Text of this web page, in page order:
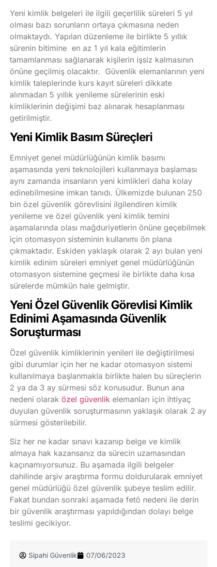
Yeni kimlik belgeleri ile ilgili geçerlilik süreleri 5 yıl
olması bazı sorunların ortaya çıkmasına neden
olmaktaydı. Yapılan düzenleme ile birlikte 5 yıllık
sürenin bitimine en az 1 yıl kala eğitimlerin
tamamlanması sağlanarak kişilerin işsiz kalmasının
önüne geçilmiş olacaktır. Güvenlik elemanlarının yeni
kimlik taleplerinde kurs kayıt süreleri dikkate
alınmadan 5 yıllık yenileme sürelerinin eski
kimliklerinin değişimi baz alınarak hesaplanması
getirilmiştir.
Yeni Kimlik Basım Süreçleri
Emniyet genel müdürlüğünün kimlik basımı
aşamasında yeni teknolojileri kullanmaya başlaması
aynı zamanda insanların yeni kimlikleri daha kolay
edinebilmesine imkan tanıdı. Ülkemizde bulunan 250
bin özel güvenlik görevlisini ilgilendiren kimlik
yenileme ve özel güvenlik yeni kimlik temini
aşamalarında olası mağduriyetlerin önüne geçebilmek
için otomasyon sisteminin kullanımı ön plana
çıkmaktadır. Eskiden yaklaşık olarak 2 ayı bulan yeni
kimlik edinim süreleri emniyet genel müdürlüğünün
otomasyon sistemine geçmesi ile birlikte daha kısa
sürelerde mümkün hale gelmiştir.
Yeni Özel Güvenlik Görevlisi Kimlik
Edinimi Aşamasında Güvenlik
Soruşturması
Özel güvenlik kimliklerinin yenileri ile değiştirilmesi
gibi durumlar için her ne kadar otomasyon sistemi
kullanılmaya başlanmakla birlikte halen bu süreçlerin
2 ya da 3 ay sürmesi söz konusudur. Bunun ana
nedeni olarak özel güvenlik elemanları için ihtiyaç
duyulan güvenlik soruşturmasının yaklaşık olarak 2 ay
sürmesi gösterilebilir.
Siz her ne kadar sınavı kazanıp belge ve kimlik
almaya hak kazansanız da sürecin uzamasından
kaçınamıyorsunuz. Bu aşamada ilgili belgeler
dahilinde arşiv araştırma formu doldurularak emniyet
genel müdürlüğü özel güvenlik şubeye teslim edilir.
Fakat bundan sonraki aşamada fetö nedeni ile derin
bir güvenlik araştırması yapıldığından dolayı belge
teslimi gecikiyor.
Sipahi Güvenlik 07/06/2023